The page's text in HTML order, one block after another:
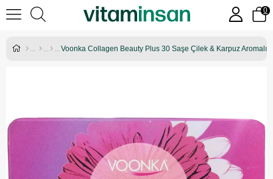
0
Voonka Collagen Beauty Plus 30 Saşe Çilek & Karpuz Aromalı